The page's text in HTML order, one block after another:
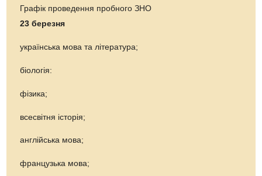
Графік проведення пробного ЗНО
23 березня
українська мова та література;
біологія:
фізика;
всесвітня історія;
англійська мова;
французька мова;